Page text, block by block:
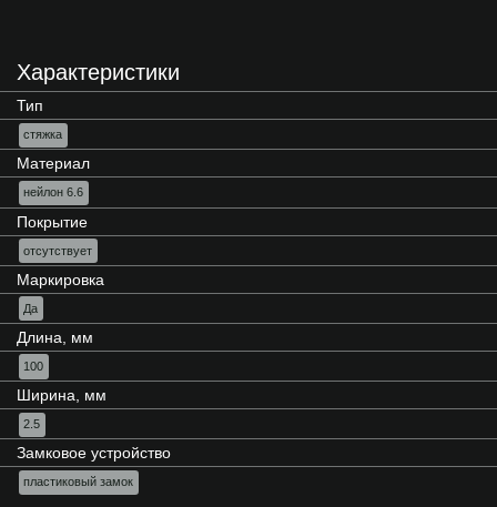
Характеристики
Тип
стяжка
Материал
нейлон 6.6
Покрытие
отсутствует
Маркировка
Да
Длина, мм
100
Ширина, мм
2.5
Замковое устройство
пластиковый замок